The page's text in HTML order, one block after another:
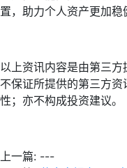
置，助力个人资产更加稳
以上资讯内容是由第三
不保证所提供的第三方
性；亦不构成投资建议。
上一篇: ---